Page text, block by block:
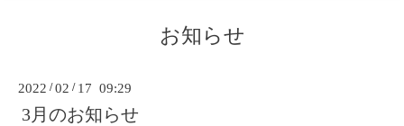
お知らせ
2022 /02 / 17 09:29
3月のお知らせ